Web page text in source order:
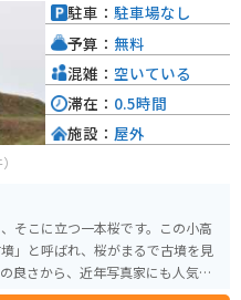
しま東和は、地元の魅力が詰まった
。
そこに立つ一本桜です。この小高
」と呼ばれ、桜がまるで古墳を見
良さから、近年写真家にも人気の
駐車： 駐車場なし
予算： 無料
混雑： 空いている
滞在： 0.5時間
施設： 屋外